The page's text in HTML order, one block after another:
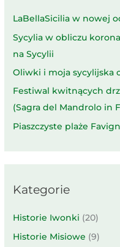
LaBellaSicilia w nowej
Sycylia w obliczu
na Sycylii
Oliwki i moja sycylijska
Festiwal kwitnących
(Sagra del Mandrolo in
Piaszczyste plaże
Kategorie
Historie Iwonki (20)
Historie Misiowe (9)